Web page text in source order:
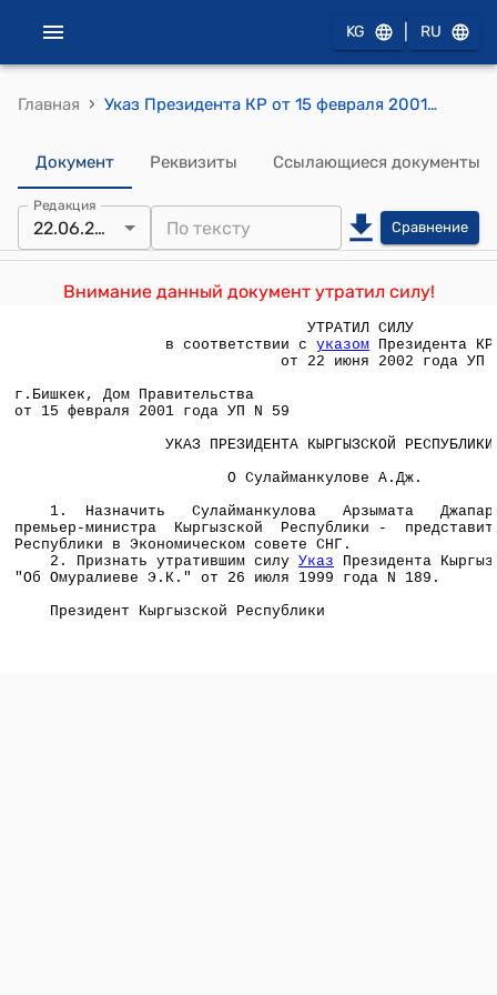
KG RU
Главная › Указ Президента КР от 15 февраля 2001 года УП № 59 "О Сулайманкулове А.Дж."
Документ Реквизиты Ссылающиеся документы
Редакция
22.06.2002 Сравнение
Внимание данный документ утратил силу!